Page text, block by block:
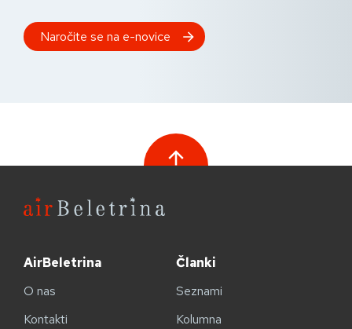
AirBeletrina
O nas
Kontakti
Članki
Seznami
Kolumna